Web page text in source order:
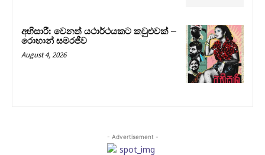
අභිසාරී: වෙනත් යථාර්ථයකට කවුළුවක් –
රොහාන් සමරජීව
August 4, 2026
- Advertisement -